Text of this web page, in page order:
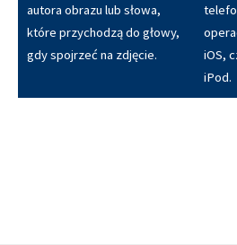
autora obrazu lub słowa,
które przychodzą do głowy,
gdy spojrzeć na zdjęcie.
iOS,
iPod.